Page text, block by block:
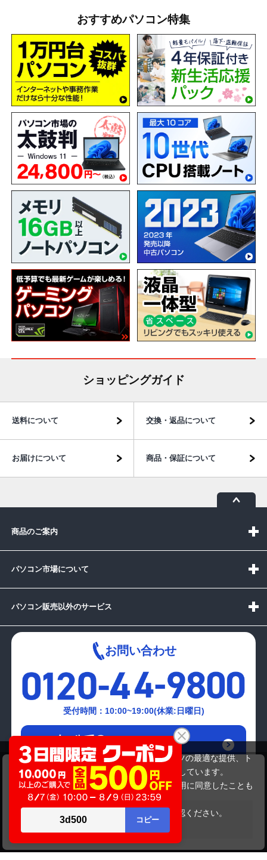
FUJITSU FMVA705AVZ
商品価格 49,280円
在庫がありません
おすすめパソコン特集
ショッピングガイド
送料について 交換・返品について
お届けについて 商品・保証について
商品のご案内
パソコン市場について
パソコン販売以外のサービス
お問い合わせ
受付時間：10:00~19:00(休業:日曜日)
メールでの
お問い合わせはこちら
当サイトでは利用体験の向上およびコンテンツの最適な提供、ト
ラフィックの分析を目的としてCookieを使用しています。
サイトの閲覧を継続された場合、Cookieの利用に同意したことも
のといたします。
をご確認ください。
承諾する